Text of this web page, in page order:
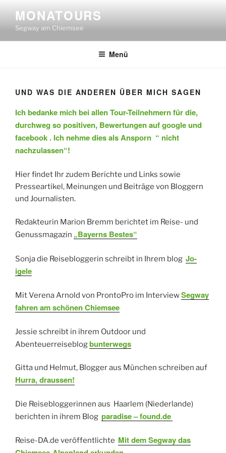
Inhalt
springen
MONATOURS
Segway am Chiemsee
Menü
UND WAS DIE ANDEREN ÜBER MICH SAGEN
Ich bedanke mich bei allen Tour-Teilnehmern für die,
durchweg so positiven, Bewertungen auf google und
facebook . Ich nehme dies als Ansporn “ nicht
nachzulassen“!
Hier findet Ihr zudem Berichte und Links sowie
Presseartikel, Meinungen und Beiträge von Bloggern
und Journalisten.
Redakteurin Marion Bremm berichtet im Reise- und
Genussmagazin „Bayerns Bestes“
Sonja die Reisebloggerin schreibt in Ihrem blog Jo-
igele
Mit Verena Arnold von ProntoPro im InterviewSegway
fahren am schönen Chiemsee
Jessie schreibt in ihrem Outdoor und
Abenteuerreiseblogbunterwegs
Gitta und Helmut, Blogger aus München schreiben auf
Hurra, draussen!
Die Reisebloggerinnen aus Haarlem (Niederlande)
berichten in ihrem Blog paradise – found.de
Reise-DA.de veröffentlichte Mit dem Segway das